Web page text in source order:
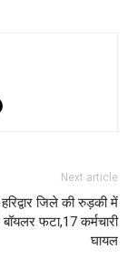
Next article
जिले की रुड़की में
फटा,17 कर्मचारी
घायल